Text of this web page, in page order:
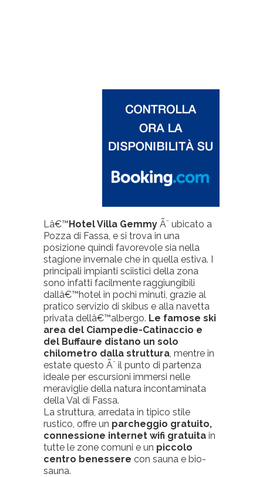
Lâ€™Hotel Villa Gemmy Ã¨ ubicato a
Pozza di Fassa, e si trova in una
posizione quindi favorevole sia nella
stagione invernale che in quella estiva. I
principali impianti sciistici della zona
sono infatti facilmente raggiungibili
dallâ€™hotel in pochi minuti, grazie al
pratico servizio di skibus e alla navetta
privata dellâ€™albergo. Le famose ski
area del Ciampedie-Catinaccio e
del Buffaure distano un solo
chilometro dalla struttura , mentre in
estate questo Ã¨ il punto di partenza
ideale per escursioni immersi nelle
meraviglie della natura incontaminata
della Val di Fassa.
La struttura, arredata in tipico stile
rustico, offre un parcheggio gratuito,
connessione internet wifi gratuita in
tutte le zone comuni e un piccolo
centro benessere con sauna e bio-
sauna.